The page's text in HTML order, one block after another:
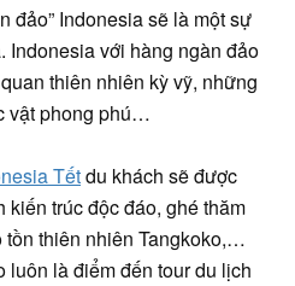
đảo” Indonesia sẽ là một sự
Indonesia với hàng ngàn đảo
thiên nhiên kỳ vỹ, những
vật phong phú…
Tếtdu khách sẽ được
trúc độc đáo, ghé thăm
tồn thiên nhiên Tangkoko,…
là điểm đến tour du lịch